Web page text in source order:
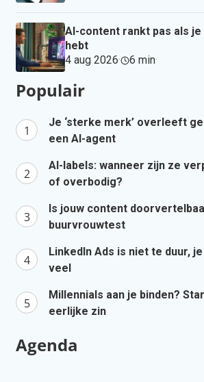
AI-content rankt pas als
hebt
4 aug 2026· 6 min·
Populair
Je ‘sterke merk’ overleeft
een AI-agent
AI-labels: wanneer zijn ze
of overbodig?
Is jouw content
buurvrouwtest
LinkedIn Ads is niet te duur,
veel
Millennials aan je binden?
eerlijke zin
Agenda